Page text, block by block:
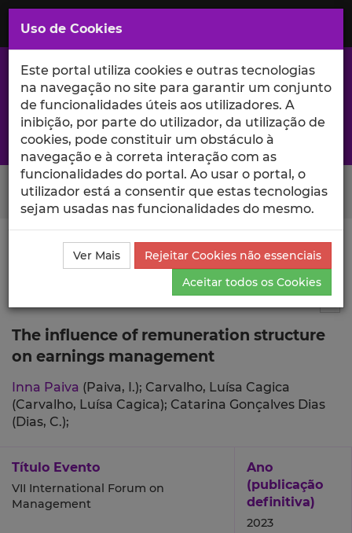
Saltar
para
Conteúdo
Principal
A excelência da investigação e ciência no Iscte
Search Button
Ciência_Iscte Comunicações
Descrição Detalhada
da Comunicação
The influence of remuneration structure
on earnings management
Inna Paiva (Paiva, I.); Carvalho, Luísa Cagica
(Carvalho, Luísa Cagica); Catarina Gonçalves Dias
(Dias, C.);
Título Evento
VII International Forum on
Management
Ano
(publicação
definitiva)
2023
Uso de Cookies
Este portal utiliza cookies e outras tecnologias
na navegação no site para garantir um conjunto
de funcionalidades úteis aos utilizadores. A
inibição, por parte do utilizador, da utilização de
cookies, pode constituir um obstáculo à
navegação e à correta interação com as
funcionalidades do portal. Ao usar o portal, o
utilizador está a consentir que estas tecnologias
sejam usadas nas funcionalidades do mesmo.
Ver Mais
Rejeitar Cookies não essenciais
Aceitar todos os Cookies